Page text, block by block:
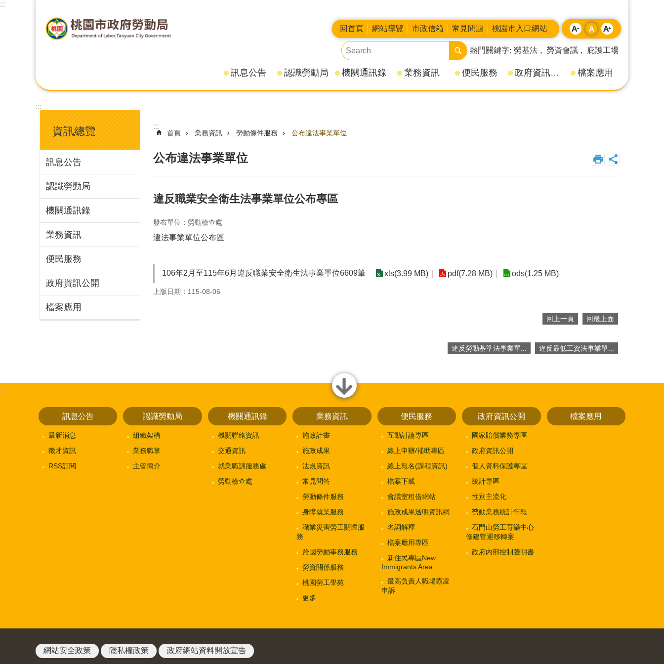
:::
回首頁 網站導覽 市政信箱 常見問題 桃園市入口網站
熱門關鍵字 勞基法 勞資會議 庇護工場
訊息公告 認識勞動局 機關通訊錄 業務資訊 便民服務 政府資訊公開 檔案應用
:::
資訊總覽
訊息公告
認識勞動局
機關通訊錄
業務資訊
便民服務
政府資訊公開
檔案應用
:::
首頁 業務資訊 勞動條件服務 公布違法事業單位
公布違法事業單位
違反職業安全衛生法事業單位公布專區
發布單位：勞動檢查處
違法事業單位公布區
106年2月至115年6月違反職業安全衛生法事業單位6609筆 xls(3.99 MB) pdf(7.28 MB) ods(1.25 MB)
上版日期：115-08-06
回上一頁 回最上面
違反勞動基準法事業單... 違反最低工資法事業單...
close
:::
訊息公告
最新消息
徵才資訊
RSS訂閱
認識勞動局
組織架構
業務職掌
主管簡介
機關通訊錄
機關聯絡資訊
交通資訊
就業職訓服務處
勞動檢查處
業務資訊
施政計畫
施政成果
法規資訊
常見問答
勞動條件服務
身障就業服務
職業災害勞工關懷服
務
跨國勞動事務服務
勞資關係服務
桃園勞工學苑
更多...
便民服務
互動討論專區
線上申辦/補助專區
線上報名(課程資訊)
檔案下載
會議室租借網站
施政成果透明資訊網
名詞解釋
檔案應用專區
新住民專區New
Immigrants Area
最高負責人職場霸凌
申訴
政府資訊公開
國家賠償業務專區
政府資訊公開
個人資料保護專區
統計專區
性別主流化
勞動業務統計年報
石門山勞工育樂中心
修建營運移轉案
政府內部控制聲明書
檔案應用
網站安全政策 隱私權政策 政府網站資料開放宣告